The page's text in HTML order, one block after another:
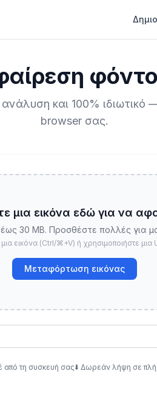
και 100% ιδιωτικό
browser σας.
μια εικόνα εδώ για να
30 MB. Προσθέστε πολλές για
εικόνα (Ctrl/⌘+V) ή χρησιμοποιήστε μια
Μεταφόρτωση εικόνας
από τη συσκευή σας⬇️ Δωρεάν λήψη σε